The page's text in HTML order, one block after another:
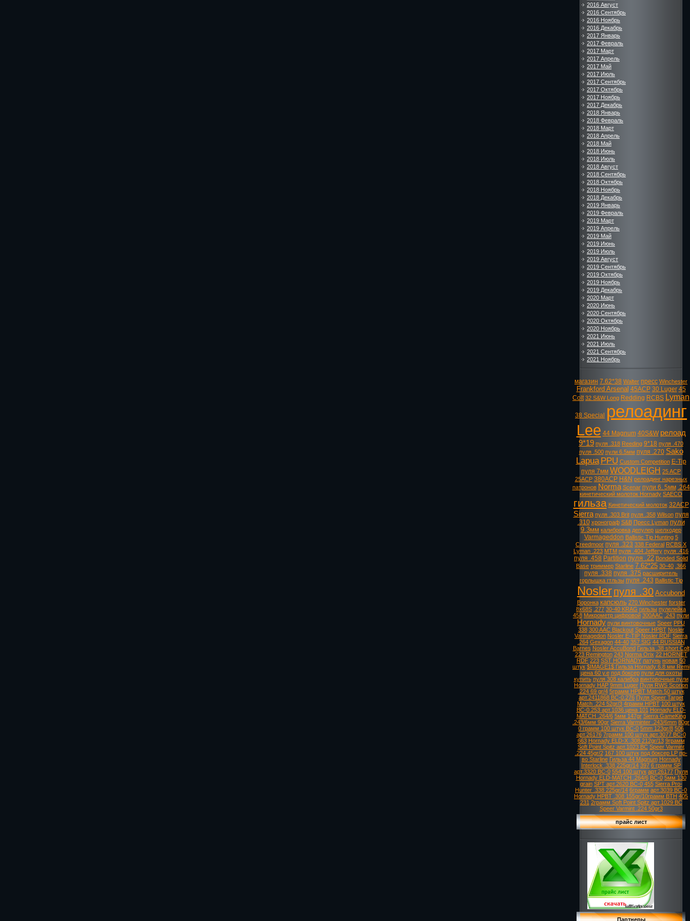
2016 Август
2016 Сентябрь
2016 Ноябрь
2016 Декабрь
2017 Январь
2017 Февраль
2017 Март
2017 Апрель
2017 Май
2017 Июль
2017 Сентябрь
2017 Октябрь
2017 Ноябрь
2017 Декабрь
2018 Январь
2018 Февраль
2018 Март
2018 Апрель
2018 Май
2018 Июнь
2018 Июль
2018 Август
2018 Сентябрь
2018 Октябрь
2018 Ноябрь
2018 Декабрь
2019 Январь
2019 Февраль
2019 Март
2019 Апрель
2019 Май
2019 Июнь
2019 Июль
2019 Август
2019 Сентябрь
2019 Октябрь
2019 Ноябрь
2019 Декабрь
2020 Март
2020 Июнь
2020 Сентябрь
2020 Октябрь
2020 Ноябрь
2021 Июнь
2021 Июль
2021 Сентябрь
2021 Ноябрь
магазин 7.62*38 Walter пресс Winchester
Frankford Arsenal 45ACP 30 Luger 45
Colt 32 S&W Long Redding RCBS Lyman
38 Special релоадинг
Lee 44 Magnum 40S&W релоад
9*19 пуля .318 Reeding 9*18 пуля .470
пуля .500 пули 6.5мм пуля .270 Sako
Lapua PPU Custom Competition E-Tip
пуля 7мм WOODLEIGH 25 ACP
25ACP 380ACP H&N релоадинг нарезных
патронов Norma Scenar пули 6. 5мм .264
кинетический молоток Hornady SAECO
гильза Кинетический молоток 32ACP
Sierra пуля .303 Brit пуля .358 Wilson пуля
.310 хронограф S&B Пресс Lyman пули
9.3мм калибровка депулер шелходер
Varmageddon Ballistic Tip Hunting 5
Creedmoor пуля .323 338 Federal RCBS X
Lyman .223 MTM пуля .404 Jeffery пуля .416
пуля .458 Partition пуля .22 Bonded Solid
Base триммер Starline 7.62*25 30-40 .366
пуля .338 пуля .375 расширитель
горлышка гтльзы пуля .243 Ballistic Tip
Noslerпуля .30 Accubond
Воронка капсюль 270 Winchester forster
8х68S .277 30-40 KRAG гильзы пулелейка
458 Микрометр цифровой 300AAC .243 пули
Hornady пули винтовочные Speer PPU
338 300 AAC Blackout Speer HPBT Nosler
Varmagedon Nosler E-TIP Nosler RDF Sierra
.264 Gexagon 44-40 357 SIG 44 RUSSIAN
Barnes Nosler AccuBond Гильза .38 short Colt
223 Remington 243 Norma Orix 22 HORNET
RDF 223 SST HORNADY латунь новая 50
штук $IMAGE1$ Гильза Hornady 6.8 мм Remi
цена 60 у.е под боксер пули для охоты
купить пуля 308 калибра винтовочные пули
Hornady HAP 9mm Luger Пуля RWS Scorion
.224 69 gr/4 5грамм HPBT Match 50 штук
арт.2411868 ВС-0.276 Пуля Speer Target
Match .224 52gr/3 4грамм HPBT 100 штук
ВС-0.253 арт.1036 цена 101 Hornady ELD-
MATCH .264/6 5мм 147gr Sierra GameKing
.243/6мм 90gr Sierra Varminter .243/6mm 80gr
0 грамм 100 штук ВС-0 5mm 123gr/8 506
арт.26176 7грамм 100 штук арт.3077 ВС-0
663 Hornady ELD-X .308 212gr/13 9грамм
Soft Point Spitz арт.1023 ВС Speer Varmint
.224 45gr/2 167 100 штук под боксер LP пр-
во Starline Гильза 44 Magnum Hornady
Interlock .338 225gr/14 397 6 грамм SP
арт.3320 ВС-0 554 100 штук арт.26177 Пуля
Hornady ELD-MATCH .264/6 ВС-0 5мм 130
grain SPT арт.2620 ВС-0 455 Sierra Pro-
Hunter .338 225gr/14 6грамм арт.3039 ВС-0
Hornady HPBT .308 155gr/10грамм BTH 405
231 2грамм Soft Point Spitz арт.1029 ВС
Speer Varmint .224 50gr3
прайс лист
Партнеры